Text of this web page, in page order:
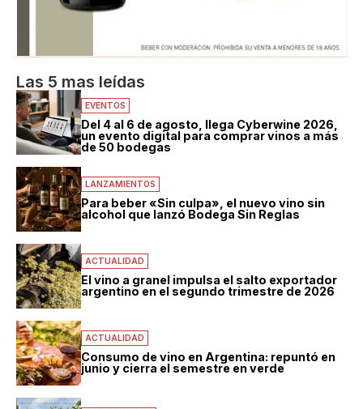
Las 5 mas leídas
EVENTOS
Del 4 al 6 de agosto, llega Cyberwine 2026,
un evento digital para comprar vinos a más
de 50 bodegas
LANZAMIENTOS
Para beber «Sin culpa», el nuevo vino sin
alcohol que lanzó Bodega Sin Reglas
ACTUALIDAD
El vino a granel impulsa el salto exportador
argentino en el segundo trimestre de 2026
ACTUALIDAD
Consumo de vino en Argentina: repuntó en
junio y cierra el semestre en verde